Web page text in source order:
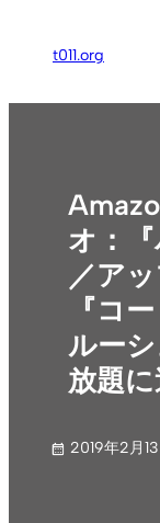
ス
t011.org
オ：
／ア
『コ
ルー
放題
2019年2月